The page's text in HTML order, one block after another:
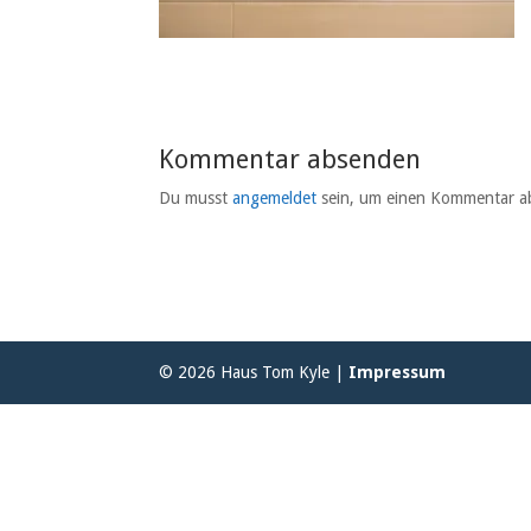
Kommentar absenden
Du musstangemeldet sein, um einen Kommentar
© 2026 Haus Tom Kyle | Impressum